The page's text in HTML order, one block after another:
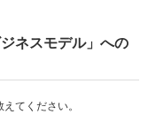
ネスモデル」への
てください。